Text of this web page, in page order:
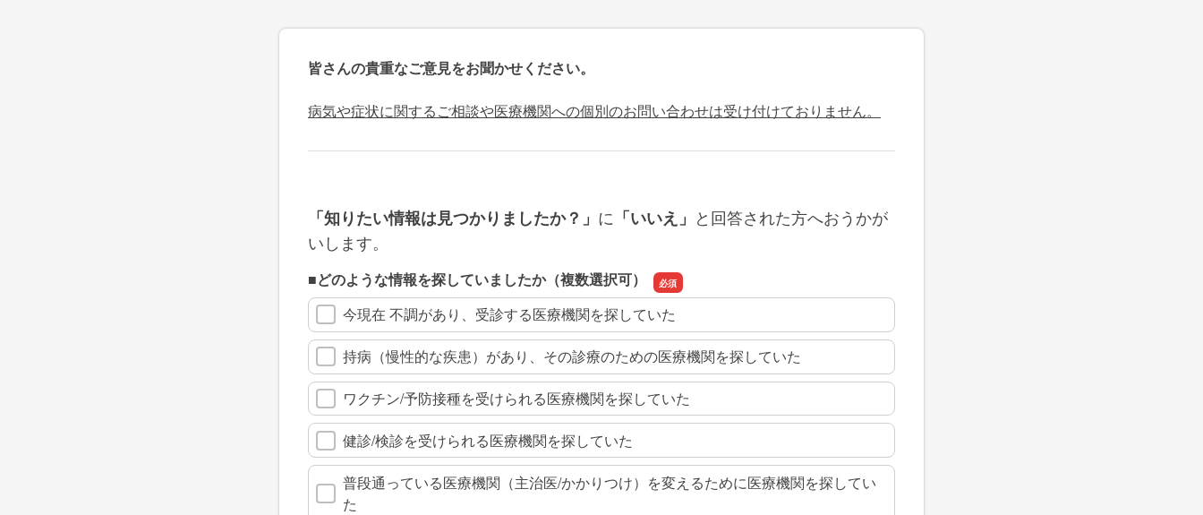
皆さんの貴重なご意見をお聞かせください。
病気や症状に関するご相談や医療機関への個別のお問い合わせは受け付けておりません。
「知りたい情報は見つかりましたか？」 に 「いいえ」 と回答された方へおうかが
いします。
■どのような情報を探していましたか（複数選択可）
今現在 不調があり、受診する医療機関を探していた
持病（慢性的な疾患）があり、その診療のための医療機関を探していた
ワクチン/予防接種を受けられる医療機関を探していた
健診/検診を受けられる医療機関を探していた
普段通っている医療機関（主治医/かかりつけ）を変えるために医療機関を探してい
た